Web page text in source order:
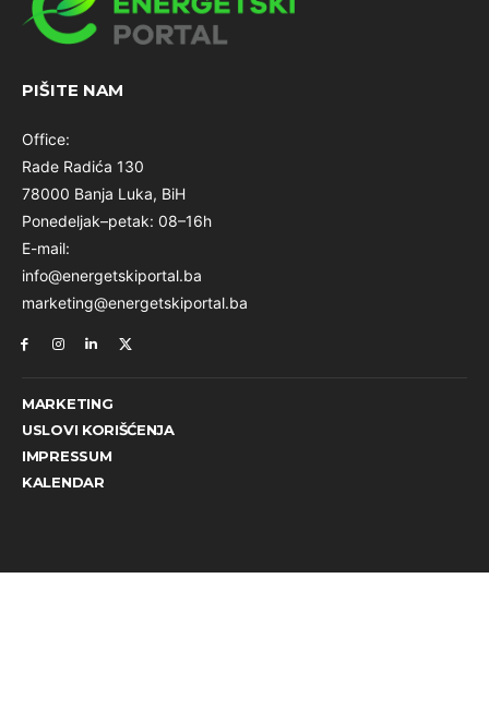
PIŠITE NAM
Office:
Rade Radića 130
78000 Banja Luka, BiH
Ponedeljak–petak: 08–16h
E-mail:
info@energetskiportal.ba
marketing@energetskiportal.ba
MARKETING
USLOVI KORIŠĆENJA
IMPRESSUM
KALENDAR